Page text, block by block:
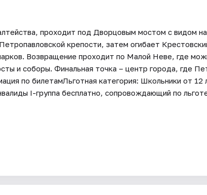
проходит под Дворцовым мостом с видом
крепости, затем огибает
Возвращение проходит по Малой Неве, где
и соборы. Финальная точка – центр города, где
по билетамЛьготная категория: Школьники от 12
I-группа бесплатно, сопровождающий по